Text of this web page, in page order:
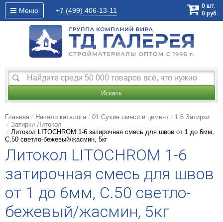
Меню +7 (499) 406-13-11
0 шт.
0 руб.
Искать
Главная Начало каталога 01.Сухие смеси и цемент
1.6 Затирки
Затирки Литокол
Литокол LITOCHROM 1-6 затирочная смесь для швов от 1 до 6мм,
C.50 светло-бежевый/жасмин, 5кг
Литокол LITOCHROM 1-6
затирочная смесь для швов
от 1 до 6мм, C.50 светло-
бежевый/жасмин, 5кг